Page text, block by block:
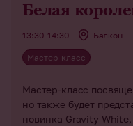
Белая
13:30–14:30 Балкон
Мастер-класс
Мастер-класс
но также будет
новинка Gravity